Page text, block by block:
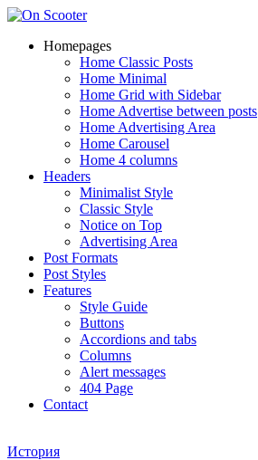
Homepages
Home Classic Posts
Home Minimal
Home Grid with Sidebar
Home Advertise between posts
Home Advertising Area
Home Carousel
Home 4 columns
Headers
Minimalist Style
Classic Style
Notice on Top
Advertising Area
Post Formats
Post Styles
Features
Style Guide
Buttons
Accordions and tabs
Columns
Alert messages
404 Page
Contact
История